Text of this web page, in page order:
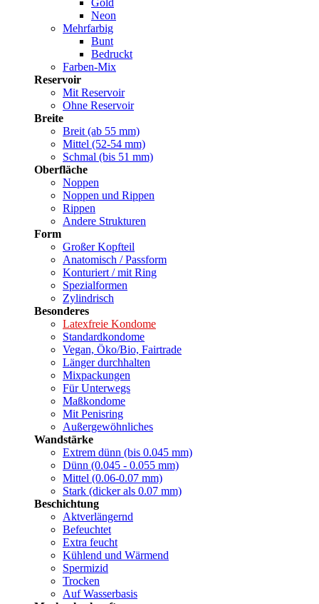
Gold
Neon
Mehrfarbig
Bunt
Bedruckt
Farben-Mix
Reservoir
Mit Reservoir
Ohne Reservoir
Breite
Breit (ab 55 mm)
Mittel (52-54 mm)
Schmal (bis 51 mm)
Oberfläche
Noppen
Noppen und Rippen
Rippen
Andere Strukturen
Form
Großer Kopfteil
Anatomisch / Passform
Konturiert / mit Ring
Spezialformen
Zylindrisch
Besonderes
Latexfreie Kondome
Standardkondome
Vegan, Öko/Bio, Fairtrade
Länger durchhalten
Mixpackungen
Für Unterwegs
Maßkondome
Mit Penisring
Außergewöhnliches
Wandstärke
Extrem dünn (bis 0.045 mm)
Dünn (0.045 - 0.055 mm)
Mittel (0.06-0.07 mm)
Stark (dicker als 0.07 mm)
Beschichtung
Aktverlängernd
Befeuchtet
Extra feucht
Kühlend und Wärmend
Spermizid
Trocken
Auf Wasserbasis